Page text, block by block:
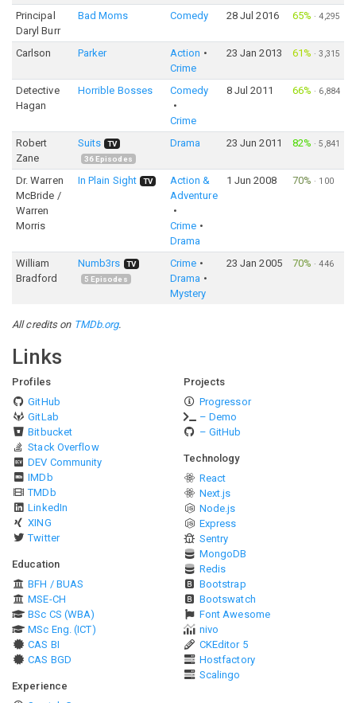
Principal
Daryl Burr
Bad Moms Comedy 28 Jul 2016 65% ·4,295
Carlson Parker
Action
Crime
23 Jan 2013 61% ·3,315
Detective
Hagan
Horrible Bosses Comedy
Crime
8 Jul 2011 66% · 6,884
Robert
Zane
Suits
TV
36Episodes
Drama 23 Jun 2011 82% ·5,841
Dr. Warren
McBride /
Warren
Morris
In Plain Sight TV
Action &
Adventure
Crime
Drama
1 Jun 2008 70% · 100
William
Bradford
Numb3rs
TV
5 Episodes
Crime
Drama
Mystery
23 Jan 2005 70% ·446
All credits on TMDb.org.
Links
Profiles
GitHub
GitLab
Bitbucket
Stack Overflow
DEV Community
IMDb
TMDb
LinkedIn
XING
Twitter
Education
BFH / BUAS
MSE-CH
BSc CS (WBA)
MSc Eng. (ICT)
CAS BI
CAS BGD
Experience
Projects
Progressor
– Demo
– GitHub
Technology
React
Next.js
Node.js
Express
Sentry
MongoDB
Redis
Bootstrap
Bootswatch
Font Awesome
nivo
CKEditor 5
Hostfactory
Scalingo